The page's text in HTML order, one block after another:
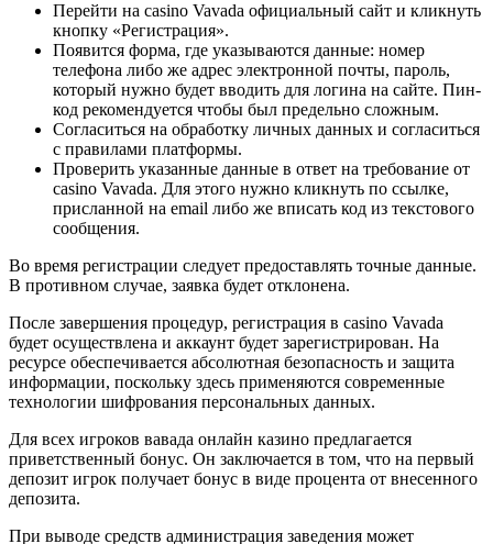
Перейти на casino Vavada официальный сайт и кликнуть
кнопку «Регистрация».
Появится форма, где указываются данные: номер
телефона либо же адрес электронной почты, пароль,
который нужно будет вводить для логина на сайте. Пин-
код рекомендуется чтобы был предельно сложным.
Согласиться на обработку личных данных и согласиться
с правилами платформы.
Проверить указанные данные в ответ на требование от
casino Vavada. Для этого нужно кликнуть по ссылке,
присланной на email либо же вписать код из текстового
сообщения.
Во время регистрации следует предоставлять точные данные.
В противном случае, заявка будет отклонена.
После завершения процедур, регистрация в casino Vavada
будет осуществлена и аккаунт будет зарегистрирован. На
ресурсе обеспечивается абсолютная безопасность и защита
информации, поскольку здесь применяются современные
технологии шифрования персональных данных.
Для всех игроков вавада онлайн казино предлагается
приветственный бонус. Он заключается в том, что на первый
депозит игрок получает бонус в виде процента от внесенного
депозита.
При выводе средств администрация заведения может